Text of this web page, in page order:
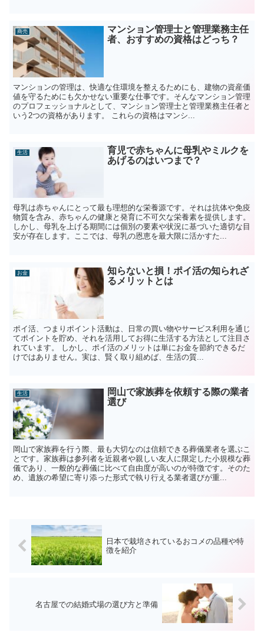
商売
マンション管理士と管理業務主任
者、おすすめの資格はどっち？
マンションの管理は、快適な住環境を整えるためにも、建物の資産価
値を守るためにも欠かせない重要な仕事です。そんなマンション管理
のプロフェッショナルとして、マンション管理士と管理業務主任者と
いう2つの資格があります。 これらの資格はマンシ...
生活
育児で赤ちゃんに母乳やミルクを
あげるのはいつまで？
母乳は赤ちゃんにとって最も理想的な栄養源です。それは抗体や免疫
物質を含み、赤ちゃんの健康と発育に不可欠な栄養素を提供します。
しかし、母乳を上げる期間には個別の要素や状況に基づいた適切な目
安が存在します。ここでは、母乳の恩恵を最大限に活かすた...
お金
知らないと損！ポイ活の知られざ
るメリットとは
ポイ活、つまりポイント活動は、日常の買い物やサービス利用を通じ
てポイントを貯め、それを活用してお得に生活する方法として注目さ
れています。 しかし、ポイ活のメリットは単にお金を節約できるだ
けではありません。実は、賢く取り組めば、生活の質...
生活
岡山で家族葬を依頼する際の業者
選び
岡山で家族葬を行う際、最も大切なのは信頼できる葬儀業者を選ぶこ
とです。家族葬は参列者を近親者や親しい友人に限定した小規模な葬
儀であり、一般的な葬儀に比べて自由度が高いのが特徴です。そのた
め、遺族の希望に寄り添った形式で執り行える業者選びが重...
日本で栽培されているおコメの品種や特
徴を紹介
名古屋での結婚式場の選び方と準備